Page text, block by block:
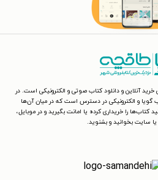
آنلاین و دانلود کتاب صوتی و الکترونیکی است. در
گویا و الکترونیکی در دسترس است که در میان آن‌ها
را خریداری کرده یا امانت بگیرید و در موبایل،
یا سایت بخوانید و بشنوید.